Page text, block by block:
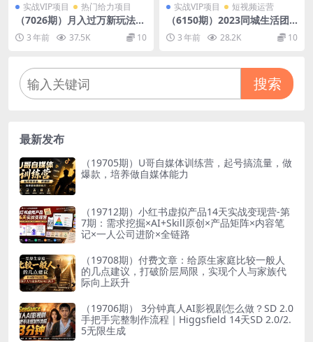
实战VIP项目 热门给力项目
（7026期）月入过万新玩法，
耽美广播剧，变现简单粗暴有
手就会
3 年前 37.5K 10
实战VIP项目 短视频运营
（6150期）2023同城生活团
购-达人课程，简单易上手 不
用保证金 普通人也可以弯道超
3 年前 28.2K 10
搜索
最新发布
（19705期）U哥自媒体训练营，起号搞流量，做
爆款，培养做自媒体能力
（19712期）小红书虚拟产品14天实战变现营-第
7期：需求挖掘×AI+Skill原创×产品矩阵×内容笔
记×一人公司进阶×全链路
（19708期）付费文章：给原生家庭比较一般人
的几点建议，打破阶层局限，实现个人与家族代
际向上跃升
（19706期） 3分钟真人AI影视剧怎么做？SD 2.0
手把手完整制作流程｜Higgsfield 14天SD 2.0/2.
5无限生成